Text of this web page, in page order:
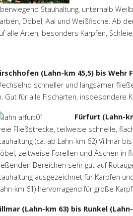
Stauhaltung, unterhalb
Döbel, Aal und Weißfische. Ab
alle Arten, besonders Karpfen,
(Lahn-km 45,5) bis Wehr
schneller und langsamer
Gut für alle Fischarten, insbesondere
Fürfurt (Lahn-
Fließstrecke, teilweise schnelle,
(ca. ab Lahn-km 62) Villmar
zeitweise Forellen und Äschen in
Bereichen sehr gut auf
ausgezeichnet für Karpfen
km 61) hervorragend für große
(Lahn-km 63) bis Runkel